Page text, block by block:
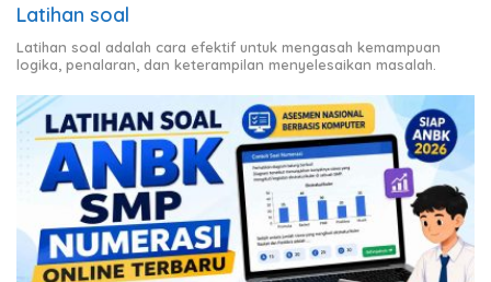
Latihan soal
Latihan soal adalah cara efektif untuk mengasah kemampuan
logika, penalaran, dan keterampilan menyelesaikan masalah.